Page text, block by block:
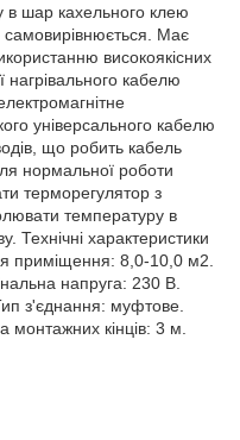
в шар кахельного клею
самовирівнюється. Має
високоякісних
нагрівального кабелю
універсального кабелю
що робить кабель
нормальної роботи
терморегулятор з
температуру в
Технічні характеристики
приміщення: 8,0-10,0 м2.
напруга: 230 В.
з'єднання: муфтове.
кінців: 3 м.